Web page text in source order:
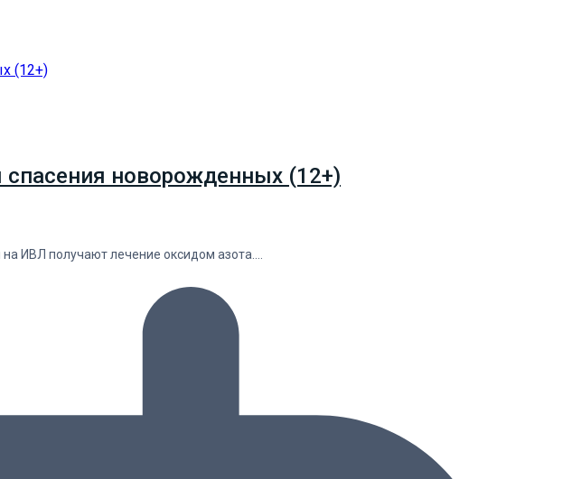
новорожденных (12+)
ИВЛ получают лечение оксидом азота.…